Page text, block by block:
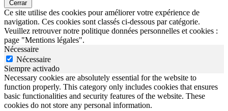
Cerrar
Ce site utilise des cookies pour améliorer votre expérience de
navigation. Ces cookies sont classés ci-dessous par catégorie.
Veuillez retrouver notre politique données personnelles et cookies :
page "Mentions légales".
Nécessaire
Nécessaire
Siempre activado
Necessary cookies are absolutely essential for the website to
function properly. This category only includes cookies that ensures
basic functionalities and security features of the website. These
cookies do not store any personal information.